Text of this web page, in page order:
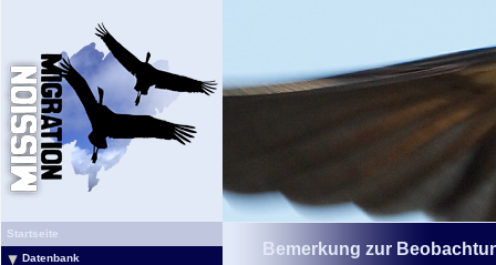
Startseite
Datenbank
Bemerkung zur